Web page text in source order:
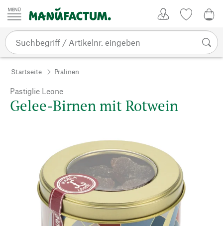
Zum Inhalt springen
Startseite Pralinen
Pastiglie Leone
Gelee-Birnen mit Rotwein